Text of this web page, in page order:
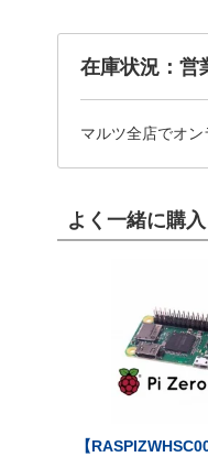
在庫状況：営
マルツ全店でオン
よく一緒に購
【